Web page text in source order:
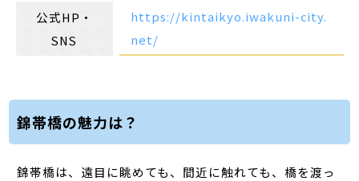
公式HP・
SNS
https://kintaikyo.iwakuni-city.
net/
錦帯橋の魅力は？
錦帯橋は、遠目に眺めても、間近に触れても、橋を渡っ